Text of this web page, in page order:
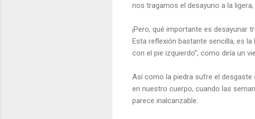
nos tragamos el desayuno a la
¡Pero, qué importante es desayunar
Esta reflexión bastante sencilla, es
con el pie izquierdo”, como diría un
Así como la piedra sufre el
en nuestro cuerpo, cuando las
parece inalcanzable.